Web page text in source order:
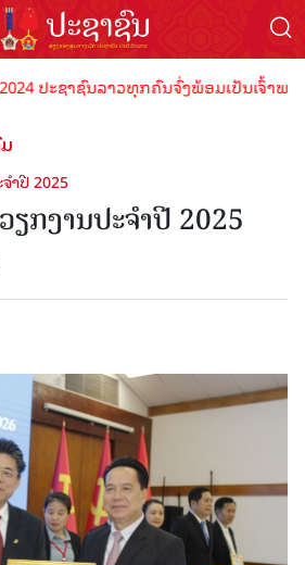
ະຊາຊົນລາວທຸກຄົນຈົ່ງພ້ອມເປັນເຈົ້າພາບ
ຳປີ 2025
ກງານປະຈຳປີ 2025